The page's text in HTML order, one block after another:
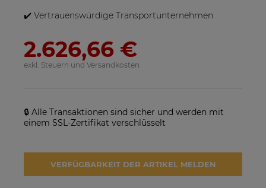
SE25K-RW00IBNM4
Netzwechselrichter
923,17 €
Solarmodul Longi 370 LR4-
60HIH BF
86,88 €
✔️ Vertrauenswürdige Transportunternehmen
2.626,66 €
exkl. Steuern und Versandkosten
🔒 Alle Transaktionen sind sicher und werden mit
einem SSL-Zertifikat verschlüsselt
VERFÜGBARKEIT DER ARTIKEL MELDEN